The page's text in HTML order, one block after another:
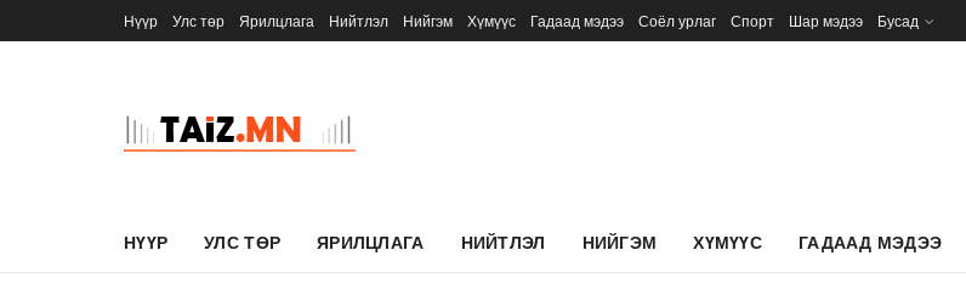
Нүүр Улс төр Ярилцлага Нийтлэл Нийгэм Хүмүүс Гадаад мэдээ Соёл урлаг Спорт Шар мэдээ Бусад
НҮҮР УЛС ТӨР ЯРИЛЦЛАГА НИЙТЛЭЛ НИЙГЭМ ХҮМҮҮС ГАДААД МЭДЭЭ